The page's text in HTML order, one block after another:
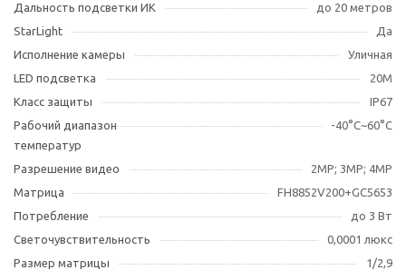
Дальность подсветки ИК
до 20 метров
StarLight
Да
Исполнение камеры
Уличная
LED подсветка
20М
Класс защиты
IP67
Рабочий диапазон
температур
-40°С~60°С
Разрешение видео
2МР; 3МР; 4MP
Матрица
FH8852V200+GC5653
Потребление
до 3 Вт
Светочувствительность
0,0001 люкс
Размер матрицы
1/2,9